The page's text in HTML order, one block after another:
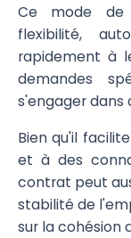
Ce mode de
flexibilité,
rapidement à
demandes
s'engager dans
Bien qu'il
et à des
contrat peut
stabilité de
sur la cohésion